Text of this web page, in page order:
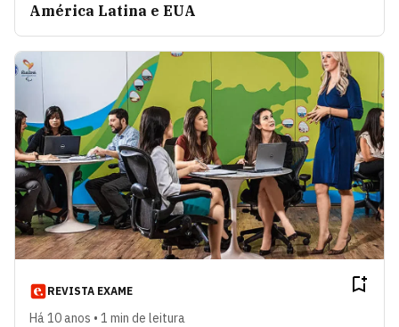
América Latina e EUA
REVISTA EXAME
Há 10 anos • 1 min de leitura